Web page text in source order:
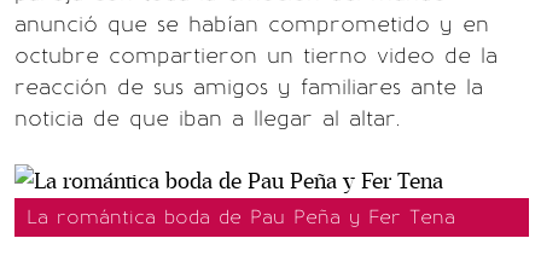
anunció que se habían comprometido y en
octubre compartieron un tierno video de la
reacción de sus amigos y familiares ante la
noticia de que iban a llegar al altar.
La romántica boda de Pau Peña y Fer Tena